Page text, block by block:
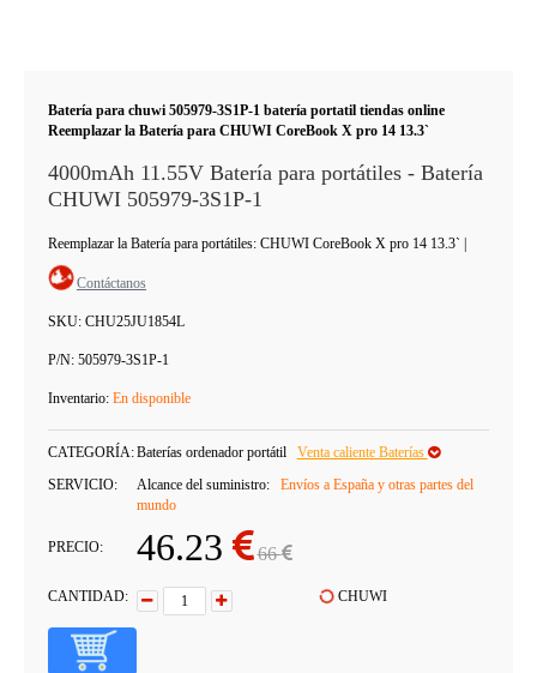
Batería para chuwi 505979-3S1P-1 batería portatil tiendas online
Reemplazar la Batería para CHUWI CoreBook X pro 14 13.3`
4000mAh 11.55V Batería para portátiles - Batería
CHUWI 505979-3S1P-1
Reemplazar la Batería para portátiles: CHUWI CoreBook X pro 14 13.3`
Contáctanos
SKU: CHU25JU1854L
P/N: 505979-3S1P-1
Inventario: En disponible
CATEGORÍA:Baterías ordenador portátil
Venta caliente Baterías
SERVICIO:
Alcance del suministro:
Envíos a España y otras partes del
mundo
PRECIO: 46.23 66
CANTIDAD: CHUWI